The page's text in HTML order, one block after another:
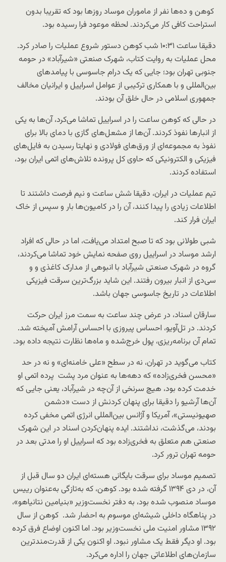
کوهن و ده‌ها نفر از ماموران موساد روزها بود که تقریبا بدون
استراحت کافی کار می‌کردند. لحظه موعود فرا رسیده بود.
دقیقا ساعت ۱۰:۳۱ شب کوهن دستور شروع عملیات را صادر کرد.
محل عملیات به روایت کتاب، شهرک صنعتی «شیرآباد» در حومه
جنوبی تهران بود؛ جایی که یک درام جاسوسی با پیامدهای
بین‌المللی و با همکاری ترکیبی از عوامل اسراییل و ایرانیان مخالف
جمهوری اسلامی در حال خلق آن بودند.
در حالی که کوهن ساعت را در اسراییل تماشا می‌کرد، آن‌ها به یکی
از انبارها نفوذ کردند. آن‌ها از مشعل‌های گازی با دمای بالا برای
نفوذ به مجموعه‌ای از ورق‌های فولادی و نهایتا رسیدن به فایل‌های
فیزیکی و الکترونیکی که حاوی کل پرونده تلاش‌های اتمی ایران بود،
استفاده کردند.
تیم عملیات در ایران، دقیقا شش ساعت‌ و نیم فرصت داشتند تا
اطلاعات زیادی را پیدا کنند، آن را در کامیون‌ها بار و سپس از خاک
ایران فرار کند.
شبی طولانی بود که تا صبح امتداد می‌یافت، اما در حالی که افراد
ارشد موساد در اسراییل روی صفحه نمایش خود تماشا می‌کردند،
گروه در شهرک صنعتی شیرآباد با انبوهی از مدارک کاغذی و و
سی‌دی از انبار بیرون رفتند. این شاید بزرگ‌ترین سرقت فیزیکی
اطلاعات در تاریخ جاسوسی جهان باشد.
سارقان اسناد، در عرض چند ساعت به سمت مرز ایران حرکت
کردند. در تل‌آویو، احساس پیروزی با احساس آرامش آمیخته شد.
تمام آن برنامه‌ریزی، پول خرج‌شده و ماه‌ها نظارت نتیجه داده بود.
کتاب می‌گوید در تهران، نه در سطح «علی خامنه‌ای» و نه در حد
«محسن فخری‌زاده» که دهه‌ها به عنوان مرد پشت پرده اتمی او
خدمت کرده بود، هیچ سرنخی از آن‌چه در شیرآباد، یعنی جایی که
آن‌ها آرشیو را دقیقا برای پنهان کردنش از دست «دشمن
صهیونیستی»، آمریکا و آژانس بین‌المللی انرژی اتمی مخفی کرده
بودند، می‌گذشت، نداشتند. ایده پنهان‌کردن اسناد در این شهرک
صنعتی هم متعلق به فخری‌زاده بود که اسراییل او را مدتی بعد در
حومه تهران ترور کرد.
تصمیم موساد برای سرقت بایگانی هسته‌ای ایران دو سال قبل از
آن، در دی ۱۳۹۴ گرفته شده بود. کوهن، که به‌تازگی به‌عنوان رییس
موساد منصوب شده بود، به دفتر نخست‌وزیر «بنیامین نتانیاهو»،
در پناهگاه داخلی شیشه‌ای موسوم به احضار شد. کوهن از سال
۱۳۹۲ مشاور امنیت ملی نخست‌وزیر بود. اما اکنون اوضاع فرق کرده
بود. او دیگر فقط یک مشاور نبود. او اکنون یکی از قدرت‌مندترین
سازمان‌های اطلاعاتی جهان را اداره می‌کرد.